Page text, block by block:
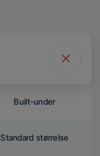
Built-under
Standard størrelse